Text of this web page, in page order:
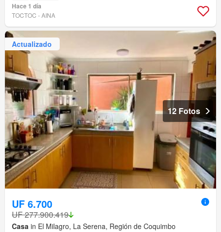
Hace 1 día
TOCTOC - AINA
Actualizado
12 Fotos
UF 6.700
UF 277.900.419
Casa in El Milagro, La Serena, Región de Coquimbo